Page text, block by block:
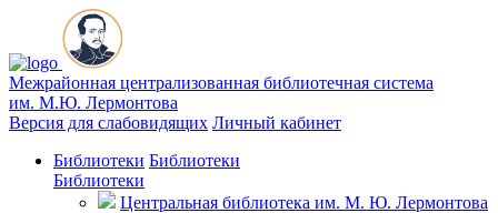
Межрайонная централизованная библиотечная система
им. М.Ю. Лермонтова
Версия для слабовидящих Личный кабинет
Библиотеки Библиотеки
Библиотеки
Центральная библиотека им. М. Ю. Лермонтова